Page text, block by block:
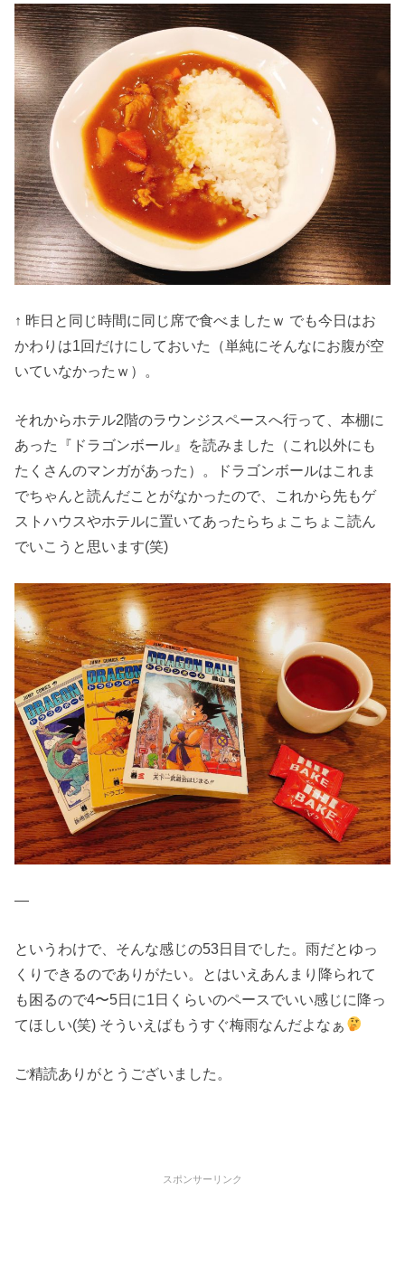
↑ 昨日と同じ時間に同じ席で食べましたｗ でも今日はお
かわりは1回だけにしておいた（単純にそんなにお腹が空
いていなかったｗ）。
それからホテル2階のラウンジスペースへ行って、本棚に
あった『ドラゴンボール』を読みました（これ以外にも
たくさんのマンガがあった）。ドラゴンボールはこれま
でちゃんと読んだことがなかったので、これから先もゲ
ストハウスやホテルに置いてあったらちょこちょこ読ん
でいこうと思います(笑)
—
というわけで、そんな感じの53日目でした。雨だとゆっ
くりできるのでありがたい。とはいえあんまり降られて
も困るので4〜5日に1日くらいのペースでいい感じに降っ
てほしい(笑) そういえばもうすぐ梅雨なんだよなぁ
ご精読ありがとうございました。
スポンサーリンク